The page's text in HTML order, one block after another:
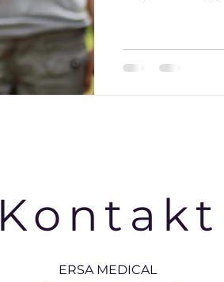
Kontakt
ERSA MEDICAL